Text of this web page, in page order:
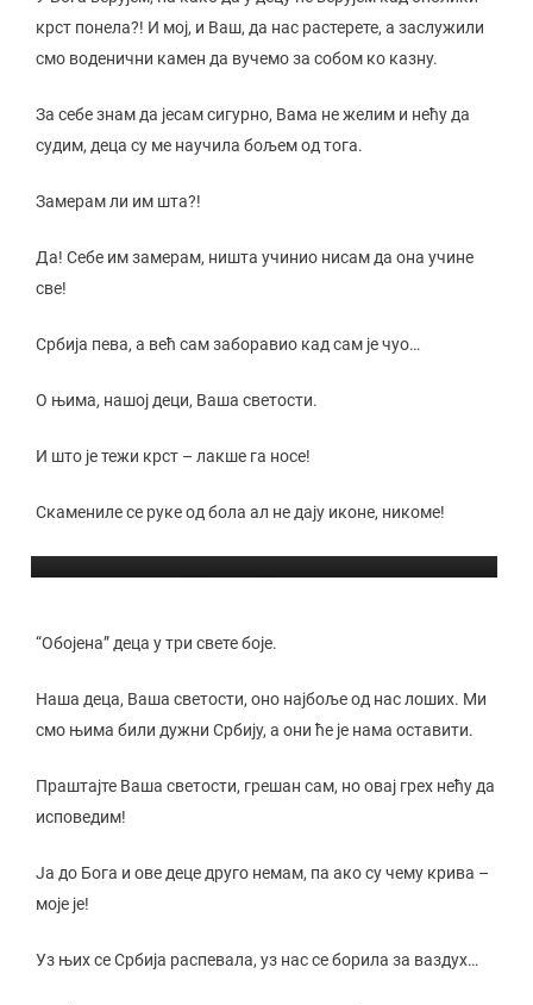
крст понела?! И мој, и Ваш, да нас растерете, а заслужили
смо воденични камен да вучемо за собом ко казну.
За себе знам да јесам сигурно, Вама не желим и нећу да
судим, деца су ме научила бољем од тога.
Замерам ли им шта?!
Да! Себе им замерам, ништа учинио нисам да она учине
све!
Србија пева, а већ сам заборавио кад сам је чуо…
О њима, нашој деци, Ваша светости.
И што је тежи крст – лакше га носе!
Скамениле се руке од бола ал не дају иконе, никоме!
Михаило Меденица
“Обојена” деца у три свете боје.
Наша деца, Ваша светости, оно најбоље од нас лоших. Ми
смо њима били дужни Србију, а они ће је нама оставити.
Праштајте Ваша светости, грешан сам, но овај грех нећу да
исповедим!
Ја до Бога и ове деце друго немам, па ако су чему крива –
моје је!
Уз њих се Србија распевала, уз нас се борила за ваздух…